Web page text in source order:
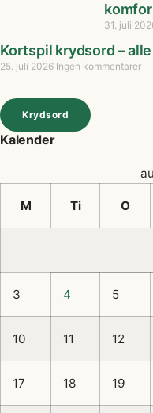
31. juli
Kortspil krydsord –
25. juli 2026 Ingen kommentarer
Krydsord
Kalender
M Ti O
3 4 5
10 11 12
17 18 19